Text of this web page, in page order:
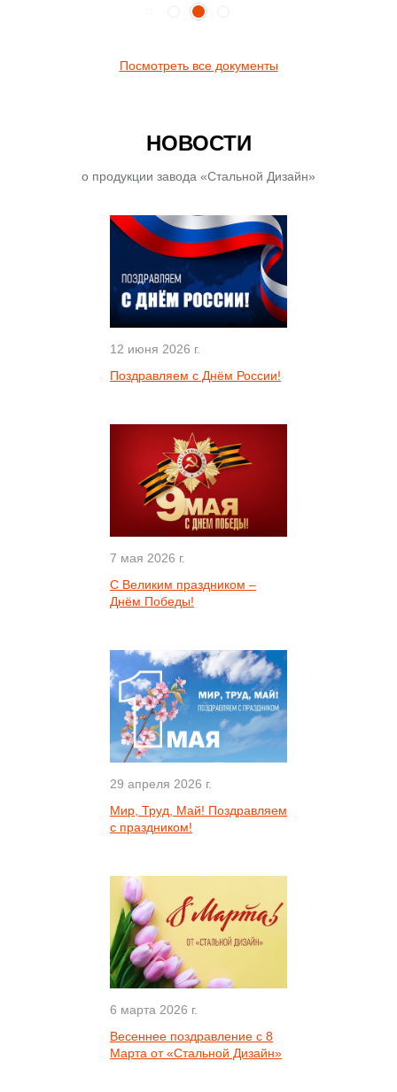
Посмотреть все документы
НОВОСТИ
о продукции завода «Стальной Дизайн»
12 июня 2026 г.
Поздравляем с Днём России!
7 мая 2026 г.
С Великим праздником –
Днём Победы!
29 апреля 2026 г.
Мир, Труд, Май! Поздравляем
с праздником!
6 марта 2026 г.
Весеннее поздравление с 8
Марта от «Стальной Дизайн»